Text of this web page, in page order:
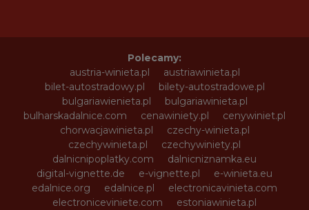
Polecamy:
austria-winieta.pl
austriawinieta.pl
bilet-autostradowy.pl
bilety-autostradowe.pl
bulgariawienieta.pl
bulgariawinieta.pl
bulharskadalnice.com
cenawiniety.pl
cenywiniet.pl
chorwacjawinieta.pl
czechy-winieta.pl
czechywinieta.pl
czechywiniety.pl
dalnicnipoplatky.com
dalnicniznamka.eu
digital-vignette.de
e-vignette.pl
e-winieta.eu
edalnice.org
edalnice.pl
electronicavinieta.com
electroniceviniete.com
estoniawinieta.pl